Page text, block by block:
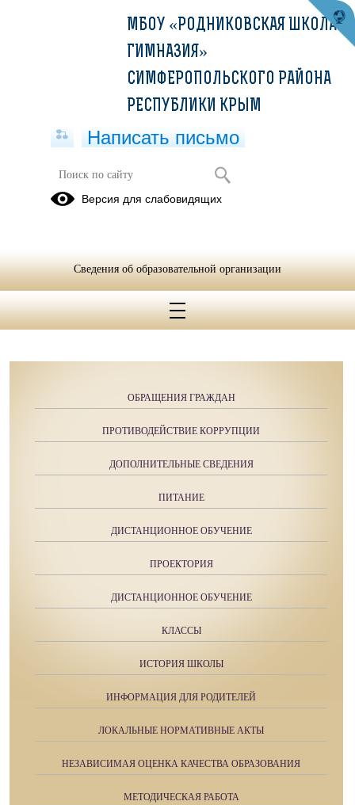
Консультационный центр
ОБРАЩЕНИЯ ГРАЖДАН
ПРОТИВОДЕЙСТВИЕ КОРРУПЦИИ
ДОПОЛНИТЕЛЬНЫЕ СВЕДЕНИЯ
ПИТАНИЕ
ДИСТАНЦИОННОЕ ОБУЧЕНИЕ
ПРОЕКТОРИЯ
ДИСТАНЦИОННОЕ ОБУЧЕНИЕ
КЛАССЫ
ИСТОРИЯ ШКОЛЫ
ИНФОРМАЦИЯ ДЛЯ РОДИТЕЛЕЙ
ЛОКАЛЬНЫЕ НОРМАТИВНЫЕ АКТЫ
НЕЗАВИСИМАЯ ОЦЕНКА КАЧЕСТВА ОБРАЗОВАНИЯ
МЕТОДИЧЕСКАЯ РАБОТА
МБОУ «РОДНИКОВСКАЯ ШКОЛА-
ГИМНАЗИЯ»
СИМФЕРОПОЛЬСКОГО РАЙОНА
РЕСПУБЛИКИ КРЫМ
Написать письмо
Версия для слабовидящих
Сведения об образовательной организации